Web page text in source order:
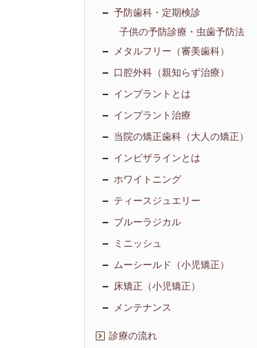
予防歯科・定期検診
子供の予防診療・虫歯予防法
メタルフリー（審美歯科）
口腔外科（親知らず治療）
インプラントとは
インプラント治療
当院の矯正歯科（大人の矯正）
インビザラインとは
ホワイトニング
ティースジュエリー
ブルーラジカル
ミニッシュ
ムーシールド（小児矯正）
床矯正（小児矯正）
メンテナンス
診療の流れ